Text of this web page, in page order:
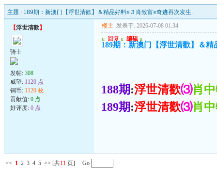
主题 : 189期：新澳门【浮世清歡】＆精品好料≤３肖致富≥奇迹再次发生.
【浮世清歡】
骑士
发帖: 308
威望: 1120 点
铜币: 1120 枚
贡献值: 0 点
好评度: 0 点
楼主 发表于: 2026-07-08 01:34
u 回复 u 编辑 u
189期：新澳门【浮世清歡】＆
188期:浮世清歡⑶肖
189期:浮世清歡⑶肖
<< 1 2 3 4 5 >> [共11 页] Go